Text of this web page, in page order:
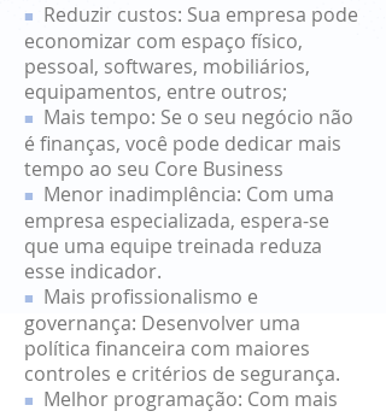
■ Reduzir custos: Sua empresa pode
economizar com espaço físico,
pessoal, softwares, mobiliários,
equipamentos, entre outros;
■ Mais tempo: Se o seu negócio não
é finanças, você pode dedicar mais
tempo ao seu Core Business
■ Menor inadimplência: Com uma
empresa especializada, espera-se
que uma equipe treinada reduza
esse indicador.
■ Mais profissionalismo e
governança: Desenvolver uma
política financeira com maiores
controles e critérios de segurança.
■ Melhor programação: Com mais